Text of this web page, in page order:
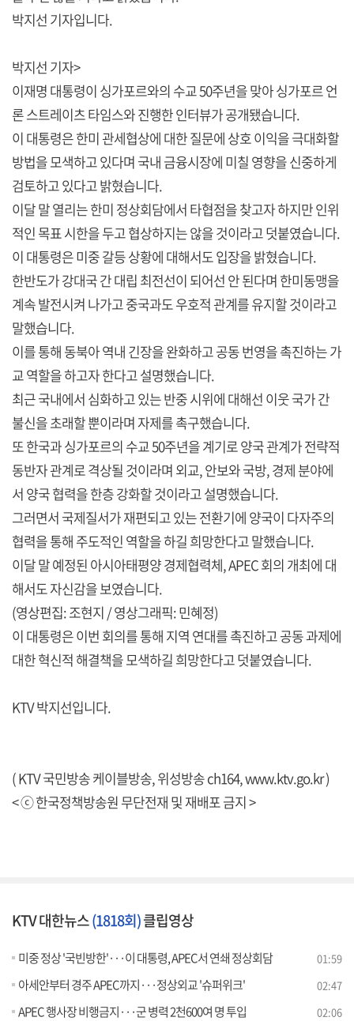
박지선 기자입니다.
박지선 기자>
이재명 대통령이 싱가포르와의 수교 50주년을 맞아 싱가포르 언
론 스트레이츠 타임스와 진행한 인터뷰가 공개됐습니다.
이 대통령은 한미 관세협상에 대한 질문에 상호 이익을 극대화할
방법을 모색하고 있다며 국내 금융시장에 미칠 영향을 신중하게
검토하고 있다고 밝혔습니다.
이달 말 열리는 한미 정상회담에서 타협점을 찾고자 하지만 인위
적인 목표 시한을 두고 협상하지는 않을 것이라고 덧붙였습니다.
이 대통령은 미중 갈등 상황에 대해서도 입장을 밝혔습니다.
한반도가 강대국 간 대립 최전선이 되어선 안 된다며 한미동맹을
계속 발전시켜 나가고 중국과도 우호적 관계를 유지할 것이라고
말했습니다.
이를 통해 동북아 역내 긴장을 완화하고 공동 번영을 촉진하는 가
교 역할을 하고자 한다고 설명했습니다.
최근 국내에서 심화하고 있는 반중 시위에 대해선 이웃 국가 간
불신을 초래할 뿐이라며 자제를 촉구했습니다.
또 한국과 싱가포르의 수교 50주년을 계기로 양국 관계가 전략적
동반자 관계로 격상될 것이라며 외교, 안보와 국방, 경제 분야에
서 양국 협력을 한층 강화할 것이라고 설명했습니다.
그러면서 국제질서가 재편되고 있는 전환기에 양국이 다자주의
협력을 통해 주도적인 역할을 하길 희망한다고 말했습니다.
이달 말 예정된 아시아태평양 경제협력체, APEC 회의 개최에 대
해서도 자신감을 보였습니다.
(영상편집: 조현지 / 영상그래픽: 민혜정)
이 대통령은 이번 회의를 통해 지역 연대를 촉진하고 공동 과제에
대한 혁신적 해결책을 모색하길 희망한다고 덧붙였습니다.
KTV 박지선입니다.
( KTV 국민방송 케이블방송, 위성방송 ch164,www.ktv.go.kr)
< ⓒ 한국정책방송원 무단전재 및 재배포 금지 >
KTV 대한뉴스(1818회)클립영상
미중 정상 '국빈방한'···이 대통령, APEC서 연쇄 정상회담 01:59
아세안부터 경주 APEC까지···정상외교 '슈퍼위크' 02:47
APEC 행사장 비행금지···군 병력 2천600여 명 투입 02:06